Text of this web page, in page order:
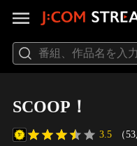
SCOOP！
3.5 （